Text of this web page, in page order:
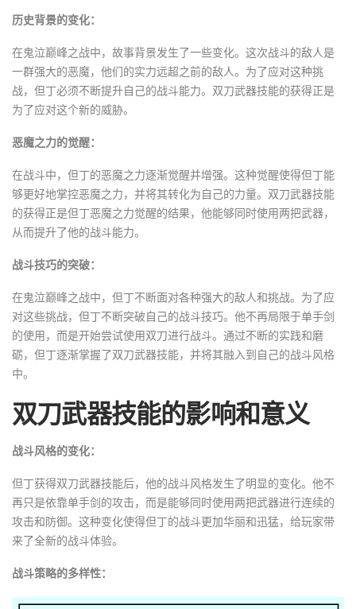
历史背景的变化：
在鬼泣巅峰之战中，故事背景发生了一些变化。这次战斗的敌人是
一群强大的恶魔，他们的实力远超之前的敌人。为了应对这种挑
战，但丁必须不断提升自己的战斗能力。双刀武器技能的获得正是
为了应对这个新的威胁。
恶魔之力的觉醒：
在战斗中，但丁的恶魔之力逐渐觉醒并增强。这种觉醒使得但丁能
够更好地掌控恶魔之力，并将其转化为自己的力量。双刀武器技能
的获得正是但丁恶魔之力觉醒的结果，他能够同时使用两把武器，
从而提升了他的战斗能力。
战斗技巧的突破：
在鬼泣巅峰之战中，但丁不断面对各种强大的敌人和挑战。为了应
对这些挑战，但丁不断突破自己的战斗技巧。他不再局限于单手剑
的使用，而是开始尝试使用双刀进行战斗。通过不断的实践和磨
砺，但丁逐渐掌握了双刀武器技能，并将其融入到自己的战斗风格
中。
双刀武器技能的影响和意义
战斗风格的变化：
但丁获得双刀武器技能后，他的战斗风格发生了明显的变化。他不
再只是依靠单手剑的攻击，而是能够同时使用两把武器进行连续的
攻击和防御。这种变化使得但丁的战斗更加华丽和迅猛，给玩家带
来了全新的战斗体验。
战斗策略的多样性：